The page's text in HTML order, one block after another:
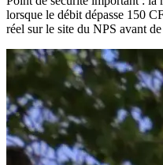
lorsque le débit dépasse 150
réel sur le site du NPS avant